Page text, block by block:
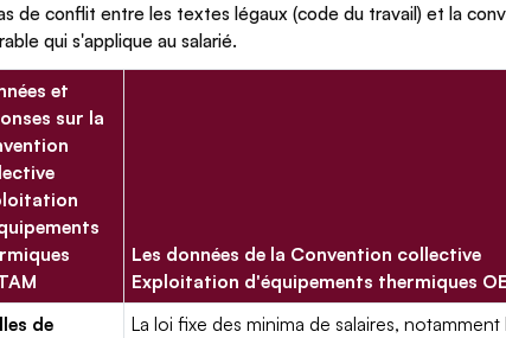
de conflit entre les textes légaux (code du travail) et la
qui s'applique au salarié.
et
sur la
Les données de la Convention collective
Exploitation d'équipements thermiques
de
La loi fixe des minima de salaires, notamment